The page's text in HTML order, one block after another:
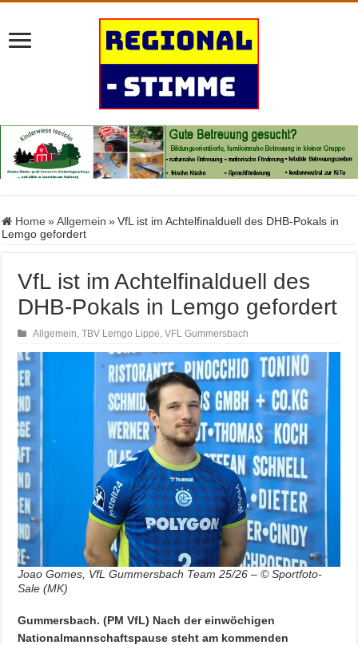
Home » Allgemein » VfL ist im Achtelfinalduell des DHB-Pokals in
Lemgo gefordert
VfL ist im Achtelfinalduell des
DHB-Pokals in Lemgo gefordert
Allgemein ,TBV Lemgo Lippe ,VFL Gummersbach
Joao Gomes, VfL Gummersbach Team 25/26 – © Sportfoto-
Sale (MK)
Gummersbach. (PM VfL) Nach der einwöchigen
Nationalmannschaftspause steht am kommenden